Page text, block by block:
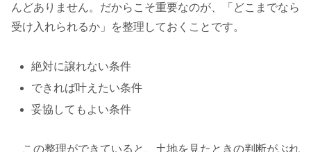
んどありません。だからこそ重要なのが、「どこまでなら
受け入れられるか」を整理しておくことです。
絶対に譲れない条件
できれば叶えたい条件
妥協してもよい条件
この整理ができていると、土地を見たときの判断がぶれ